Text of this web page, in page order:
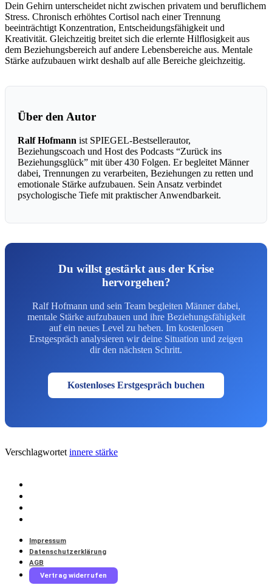
Dein Gehirn unterscheidet nicht zwischen privatem und beruflichem
Stress. Chronisch erhöhtes Cortisol nach einer Trennung
beeinträchtigt Konzentration, Entscheidungsfähigkeit und
Kreativität. Gleichzeitig breitet sich die erlernte Hilflosigkeit aus
dem Beziehungsbereich auf andere Lebensbereiche aus. Mentale
Stärke aufzubauen wirkt deshalb auf alle Bereiche gleichzeitig.
Über den Autor
Ralf Hofmann ist SPIEGEL-Bestsellerautor,
Beziehungscoach und Host des Podcasts “Zurück ins
Beziehungsglück” mit über 430 Folgen. Er begleitet Männer
dabei, Trennungen zu verarbeiten, Beziehungen zu retten und
emotionale Stärke aufzubauen. Sein Ansatz verbindet
psychologische Tiefe mit praktischer Anwendbarkeit.
Du willst gestärkt aus der Krise
hervorgehen?
Ralf Hofmann und sein Team begleiten Männer dabei,
mentale Stärke aufzubauen und ihre Beziehungsfähigkeit
auf ein neues Level zu heben. Im kostenlosen
Erstgespräch analysieren wir deine Situation und zeigen
dir den nächsten Schritt.
Kostenloses Erstgespräch buchen
Verschlagwortet innere stärke
Impressum
Datenschutzerklärung
AGB
Vertrag widerrufen